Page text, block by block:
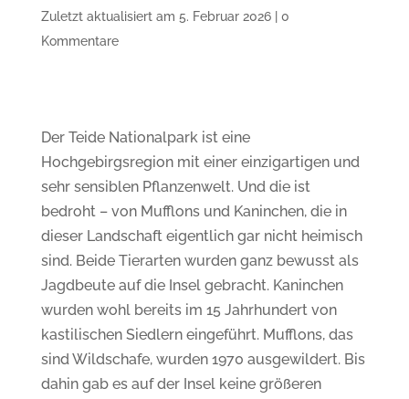
Zuletzt aktualisiert am 5. Februar 2026| 0
Kommentare
Der Teide Nationalpark ist eine
Hochgebirgsregion mit einer einzigartigen und
sehr sensiblen Pflanzenwelt. Und die ist
bedroht – von Mufflons und Kaninchen, die in
dieser Landschaft eigentlich gar nicht heimisch
sind. Beide Tierarten wurden ganz bewusst als
Jagdbeute auf die Insel gebracht. Kaninchen
wurden wohl bereits im 15 Jahrhundert von
kastilischen Siedlern eingeführt. Mufflons, das
sind Wildschafe, wurden 1970 ausgewildert. Bis
dahin gab es auf der Insel keine größeren